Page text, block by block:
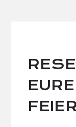
FEIER